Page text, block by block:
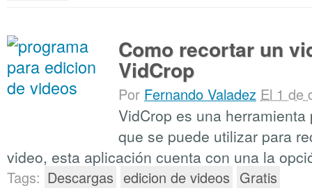
Como recortar un
VidCrop
Por Fernando Valadez El 1 de
VidCrop es una
que se puede utilizar para
video, esta aplicación cuenta con una la
Tags: Descargas edicion de videos Gratis